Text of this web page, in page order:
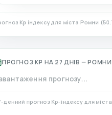
Kp індексу для міста Ромни (
ПРОГНОЗ KP НА 27 ДНІВ — РОМНИ
прогнозу...
денний прогноз Kp-індексу для міста